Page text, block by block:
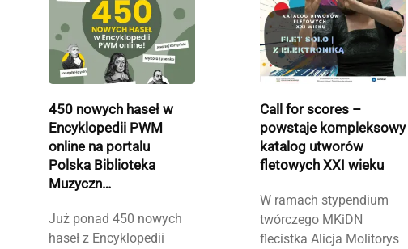
450 nowych haseł w
Encyklopedii PWM
online na portalu
Polska Biblioteka
Muzyczn…
Już ponad 450 nowych
haseł z Encyklopedii
Call for scores –
powstaje kompleksowy
katalog utworów
fletowych XXI wieku
W ramach stypendium
twórczego MKiDN
flecistka Alicja Molitorys